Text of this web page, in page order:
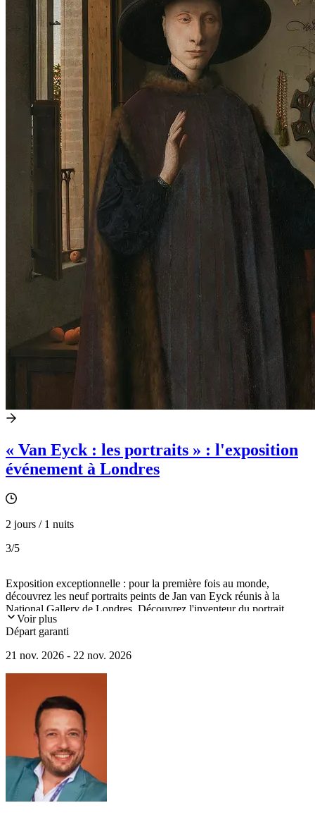
« Van Eyck : les portraits » : l'exposition
événement à Londres
2 jours / 1 nuits
3/5
Exposition exceptionnelle : pour la première fois au monde,
découvrez les neuf portraits peints de Jan van Eyck réunis à la
National Gallery de Londres. Découvrez l'inventeur du portrait
moderne et ses techniques révolutionnaires lors de cette exposition
unique, complétée par la visite des plus belles collections de portraits
Voir plus
Départ garanti
21 nov. 2026 - 22 nov. 2026